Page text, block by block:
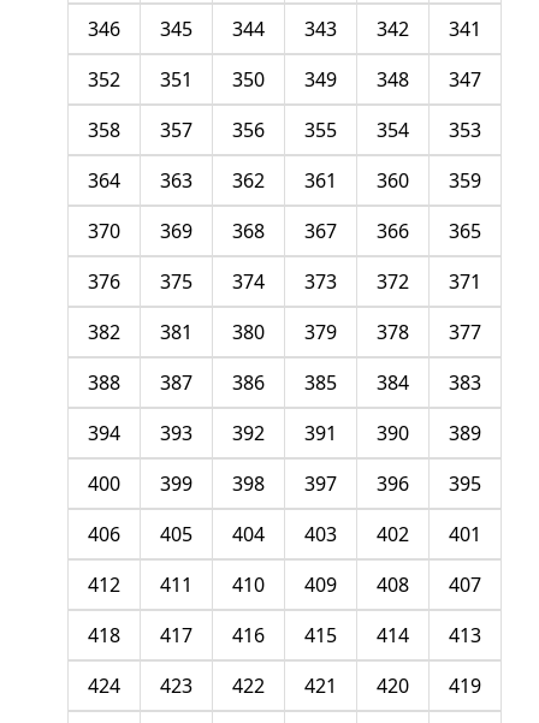
341
342
343
344
345
346
347
348
349
350
351
352
353
354
355
356
357
358
359
360
361
362
363
364
365
366
367
368
369
370
371
372
373
374
375
376
377
378
379
380
381
382
383
384
385
386
387
388
389
390
391
392
393
394
395
396
397
398
399
400
401
402
403
404
405
406
407
408
409
410
411
412
413
414
415
416
417
418
419
420
421
422
423
424